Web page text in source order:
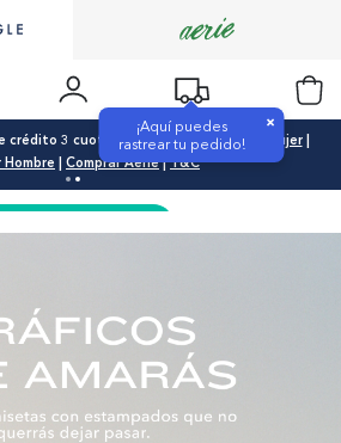
¡Aquí puedes
rastrear tu pedido!
×
crédito 3 cuotas 0% interés |Comprar Mujer|
Hombre | Comprar Aerie|T&C
Comprar Ahora